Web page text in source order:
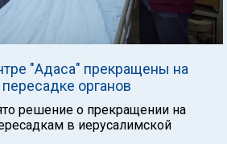
"Адаса" прекращены на
органов
решение о прекращении на
в иерусалимской